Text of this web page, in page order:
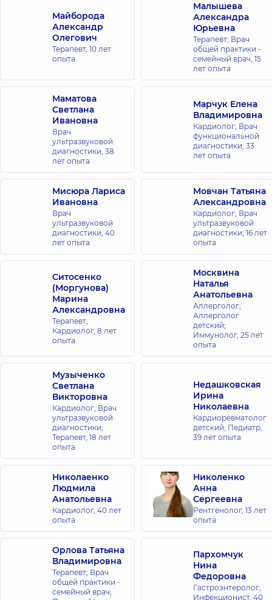
Майборода
Александр
Олегович
Терапевт, 10 лет
опыта
Малышева
Александра
Юрьевна
Терапевт; Врач
общей практики -
семейный врач, 15
лет опыта
Маматова
Светлана
Ивановна
Врач
ультразвуковой
диагностики, 38
лет опыта
Марчук Елена
Владимировна
Кардиолог; Врач
функциональной
диагностики, 33
лет опыта
Мисюра Лариса
Ивановна
Врач
ультразвуковой
диагностики, 40
лет опыта
Мовчан Татьяна
Александровна
Кардиолог; Врач
ультразвуковой
диагностики, 16 лет
опыта
Ситосенко
(Моргунова)
Марина
Александровна
Терапевт;
Кардиолог, 8 лет
опыта
Москвина
Наталья
Анатольевна
Аллерголог;
Аллерголог
детский;
Иммунолог, 25 лет
опыта
Музыченко
Светлана
Викторовна
Кардиолог; Врач
ультразвуковой
диагностики;
Терапевт, 18 лет
опыта
Недашковская
Ирина
Николаевна
Кардиоревматолог
детский; Педиатр,
39 лет опыта
Николаенко
Людмила
Анатольевна
Кардиолог, 40 лет
опыта
Николенко
Анна
Сергеевна
Рентгенолог, 13 лет
опыта
Орлова Татьяна
Владимировна
Терапевт; Врач
общей практики -
семейный врач;
Пархомчук
Нина
Федоровна
Гастроэнтеролог;
Инфекционист, 40